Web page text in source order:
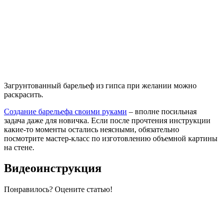
Загрунтованный барельеф из гипса при желании можно
раскрасить.
Создание барельефа своими руками – вполне посильная
задача даже для новичка. Если после прочтения инструкции
какие-то моменты остались неясными, обязательно
посмотрите мастер-класс по изготовлению объемной картины
на стене.
Видеоинструкция
Понравилось? Оцените статью!